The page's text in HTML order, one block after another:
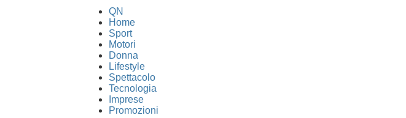
QN
Home
Sport
Motori
Donna
Lifestyle
Spettacolo
Tecnologia
Imprese
Promozioni